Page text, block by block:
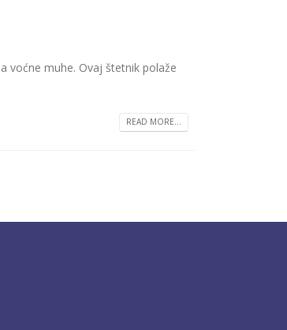
voćne muhe. Ovaj štetnik polaže
READ MORE...